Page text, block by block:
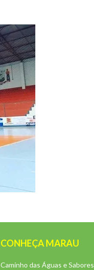
CONHEÇA MARAU
Caminho das Águas e Sabores